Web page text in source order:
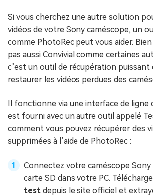
Si vous cherchez une autre solution
vidéos de votre Sony caméscope, un
comme PhotoRec peut vous aider.
pas aussi Convivial comme certaines
c’est un outil de récupération puissant
restaurer les vidéos perdues des
Il fonctionne via une interface de ligne
est fourni avec un autre outil appelé
comment vous pouvez récupérer des
supprimées à l’aide de PhotoRec :
Connectez votre caméscope Sony
carte SD dans votre PC.
test depuis le site officiel et